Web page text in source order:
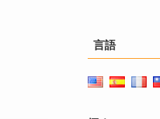
言語